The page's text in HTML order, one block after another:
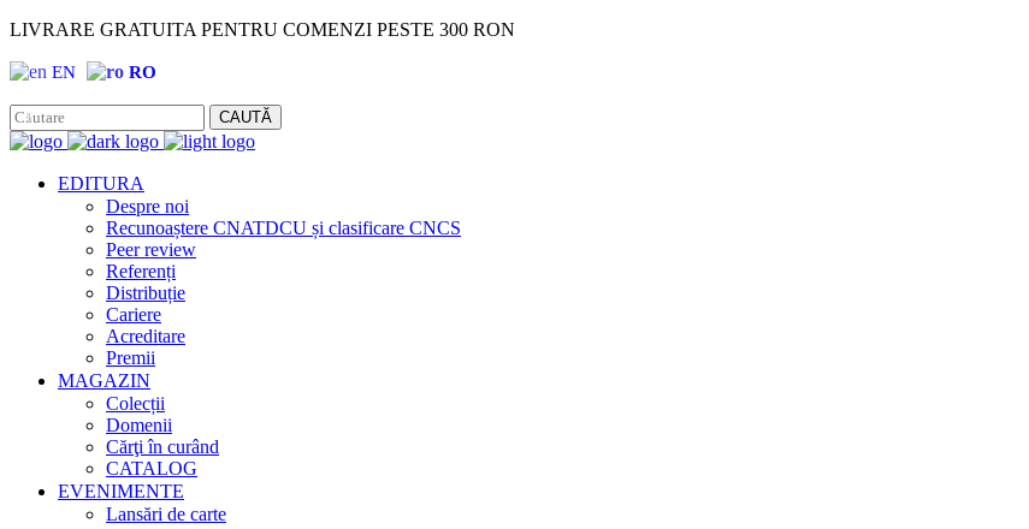
LIVRARE GRATUITA PENTRU COMENZI PESTE 300 RON
EN RO
CAUTĂ
EDITURA
Despre noi
Recunoaștere CNATDCU și clasificare CNCS
Peer review
Referenți
Distribuție
Cariere
Acreditare
Premii
MAGAZIN
Colecții
Domenii
Cărţi în curând
CATALOG
EVENIMENTE
Lansări de carte